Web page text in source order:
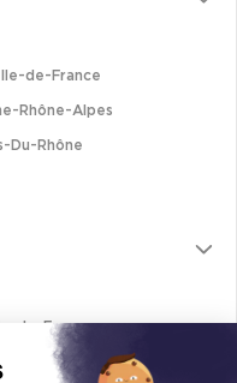
de-France
Rhône-Alpes
Du-Rhône
de-France
Calais